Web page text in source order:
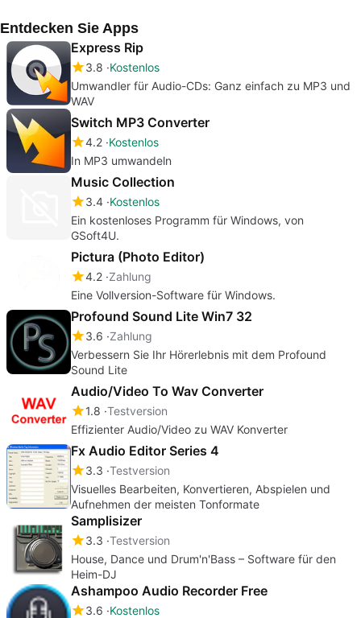
Entdecken Sie Apps
Express Rip
3.8 Kostenlos
Umwandler für Audio-CDs: Ganz einfach zu MP3 und
WAV
Switch MP3 Converter
4.2 Kostenlos
In MP3 umwandeln
Music Collection
3.4 Kostenlos
Ein kostenloses Programm für Windows, von
GSoft4U.
Pictura (Photo Editor)
4.2 Zahlung
Eine Vollversion-Software für Windows.
Profound Sound Lite Win7 32
3.6 Zahlung
Verbessern Sie Ihr Hörerlebnis mit dem Profound
Sound Lite
Audio/Video To Wav Converter
1.8 Testversion
Effizienter Audio/Video zu WAV Konverter
Fx Audio Editor Series 4
3.3 Testversion
Visuelles Bearbeiten, Konvertieren, Abspielen und
Aufnehmen der meisten Tonformate
Samplisizer
3.3 Testversion
House, Dance und Drum'n'Bass – Software für den
Heim-DJ
Ashampoo Audio Recorder Free
3.6 Kostenlos